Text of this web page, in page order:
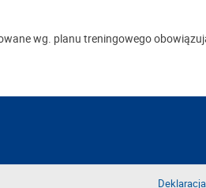
wg. planu treningowego